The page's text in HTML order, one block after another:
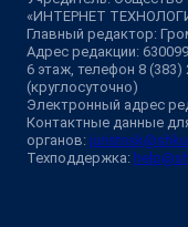
«ИНТЕРНЕТ
Главный редактор:
Адрес редакции:
6 этаж, телефон 8 (383)
(круглосуточно)
Электронный адрес
Контактные данные
органов:
Техподдержка: